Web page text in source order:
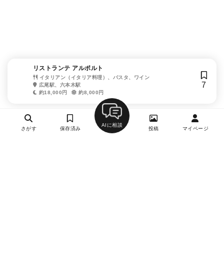
リストランテ アルポルト
イタリアン（イタリア料理）、パスタ、ワイン
広尾駅、六本木駅
約18,000円
約8,000円
7
さがす 保存済み
AIに相談
投稿 マイページ